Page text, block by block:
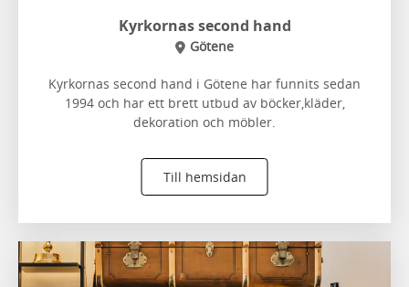
Kyrkornas second hand
Götene
Kyrkornas second hand i Götene har funnits sedan
1994 och har ett brett utbud av böcker,kläder,
dekoration och möbler.
Till hemsidan